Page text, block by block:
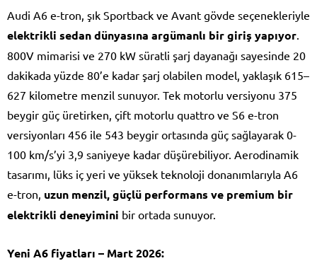
Audi A6 e-tron, şık Sportback ve Avant gövde seçenekleriyle
elektrikli sedan dünyasına argümanlı bir giriş yapıyor
800V mimarisi ve 270 kW süratli şarj dayanağı sayesinde 20
dakikada yüzde 80’e kadar şarj olabilen model, yaklaşık 615–
627 kilometre menzil sunuyor. Tek motorlu versiyonu 375
beygir güç üretirken, çift motorlu quattro ve S6 e-tron
versiyonları 456 ile 543 beygir ortasında güç sağlayarak 0-
100 km/s’yi 3,9 saniyeye kadar düşürebiliyor. Aerodinamik
tasarımı, lüks iç yeri ve yüksek teknoloji donanımlarıyla A6
e-tron, uzun menzil, güçlü performans ve premium bir
elektrikli deneyimini bir ortada sunuyor.
Yeni A6 fiyatları – Mart 2026: